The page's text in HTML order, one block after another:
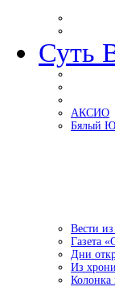
Суть
АКСИО
Бялый
Вести
Газета
Дни
Из
Колонка